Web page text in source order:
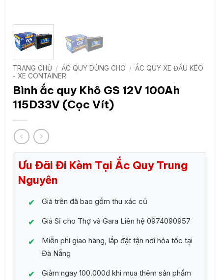
TRANG CHỦ / ẮC QUY DÙNG CHO / ẮC QUY XE ĐẦU KÉO
- XE CONTAINER
Bình ắc quy Khô GS 12V 100Ah
115D33V (Cọc Vít)
Ưu Đãi Đi Kèm Tại Ắc Quy Trung
Nguyên
Giá trên đã bao gồm thu xác cũ
Giá Sỉ cho Thợ và Gara Liên hệ 0974090957
Miễn phí giao hàng, lắp đặt tận nơi hỏa tốc tại
Đà Nẵng
Giảm ngay 100.000đ khi mua thêm sản phẩm